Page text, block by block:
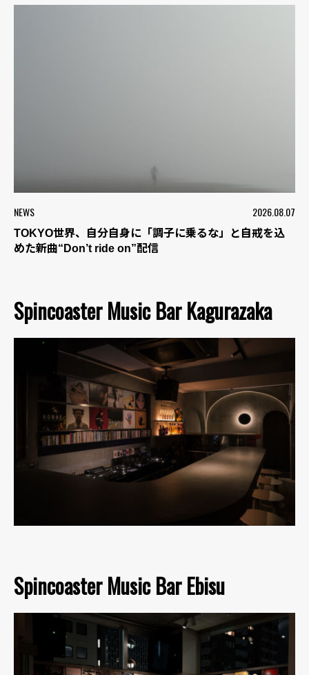
NEWS 2026.08.07
TOKYO世界、自分自身に「調子に乗るな」と自戒を込
めた新曲“Don’t ride on”配信
Spincoaster Music Bar Kagurazaka
Spincoaster Music Bar Ebisu